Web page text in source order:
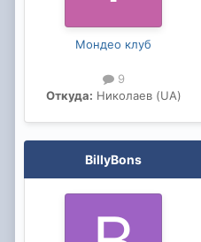
Мондео клуб
9
Откуда: Николаев (UA)
BillyBons